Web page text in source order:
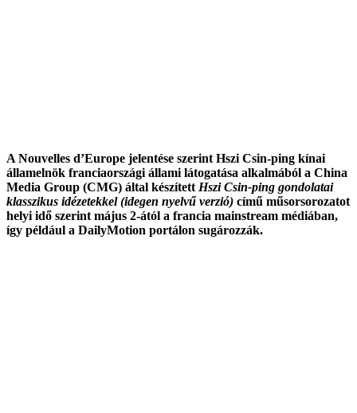
A Nouvelles d’Europe jelentése szerint Hszi Csin-ping kínai
államelnök franciaországi állami látogatása alkalmából a China
Media Group (CMG) által készített Hszi Csin-ping gondolatai
klasszikus idézetekkel (idegen nyelvű verzió) című műsorsorozatot
helyi idő szerint május 2-ától a francia mainstream médiában,
így például a DailyMotion portálon sugározzák.